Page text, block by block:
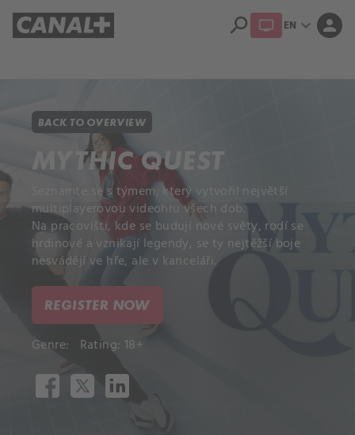
search EN expand_more person
BACK TO OVERVIEW
MYTHIC QUEST
Seznamte se s týmem, který vytvořil největší
multiplayerovou videohru všech dob.
Na pracovišti, kde se budují nové světy, rodí se
hrdinové a vznikají legendy, se ty nejtěžší boje
nesvádějí ve hře, ale v kanceláři.
REGISTER NOW
Genre: Rating: 18+